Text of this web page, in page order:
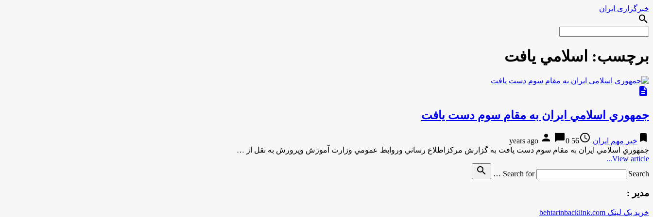
خبرگزاری ایران
search
برچسب: اسلامي يافت
description
جمهوري اسلامي ایران به مقام سوم دست يافت
bookmark خبر مهم ایران access_time
56 years ago
person chat_bubble0
جمهوري اسلامي ایران به مقام سوم دست يافت به گزارش مركزاطلاع رساني وروابط عمومي وزارت آموزش وپرورش به نقل از …
View article...
Search for
Search …
search
مدیر :
خرید بک لینک behtarinbacklink.com